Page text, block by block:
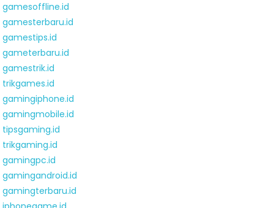
gamesoffline.id
gamesterbaru.id
gamestips.id
gameterbaru.id
gamestrik.id
trikgames.id
gamingiphone.id
gamingmobile.id
tipsgaming.id
trikgaming.id
gamingpc.id
gamingandroid.id
gamingterbaru.id